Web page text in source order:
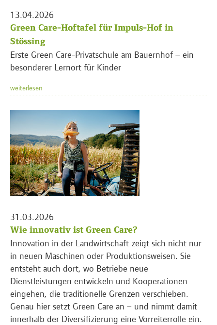
13.04.2026
Green Care-Hoftafel für Impuls-Hof in
Stössing
Erste Green Care-Privatschule am Bauernhof – ein
besonderer Lernort für Kinder
weiterlesen
31.03.2026
Wie innovativ ist Green Care?
Innovation in der Landwirtschaft zeigt sich nicht nur
in neuen Maschinen oder Produktionsweisen. Sie
entsteht auch dort, wo Betriebe neue
Dienstleistungen entwickeln und Kooperationen
eingehen, die traditionelle Grenzen verschieben.
Genau hier setzt Green Care an – und nimmt damit
innerhalb der Diversifizierung eine Vorreiterrolle ein.